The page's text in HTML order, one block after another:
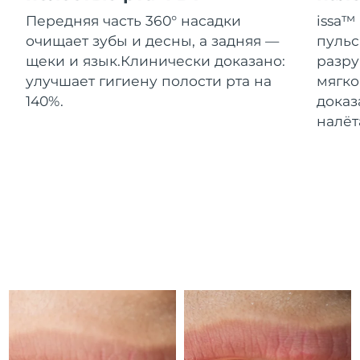
Передняя часть 360° насадки
очищает зубы и десны, а задняя —
щеки и язык.Клинически доказано:
улучшает гигиену полости рта на
140%.
issa™
Израиль
Ожидаемая дата доставки
8/16/26
Италия
Ожидаемая дата доставки
8/12/26
8/12/26
Латвия
Ожидаемая дата доставки
8/12/26